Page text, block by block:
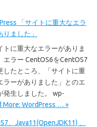
「サイトに重大なエラ
りました」
トに重大なエラーがありま
エラー CentOS6をCentOS7
したところ、「サイトに重
ラーがありました」とのエ
発生しました。 wp-
More: WordPress … »
、Java11(OpenJDK11) 、